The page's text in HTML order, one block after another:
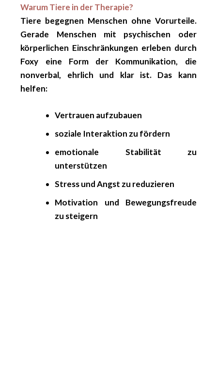
Warum Tiere in der Therapie?
Tiere begegnen Menschen ohne Vorurteile.
Gerade Menschen mit psychischen oder
körperlichen Einschränkungen erleben durch
Foxy eine Form der Kommunikation, die
nonverbal, ehrlich und klar ist. Das kann
helfen:
Vertrauen aufzubauen
soziale Interaktion zu fördern
emotionale Stabilität zu
unterstützen
Stress und Angst zu reduzieren
Motivation und Bewegungsfreude
zu steigern